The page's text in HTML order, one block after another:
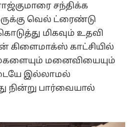
சந்திக்க
வெல் ட்ரைண்டு
மிகவும் உதவி
கிளைமாக்ஸ் காட்சியில்
மனைவியையும்
இல்லாமல்
நின்று பார்வையால்